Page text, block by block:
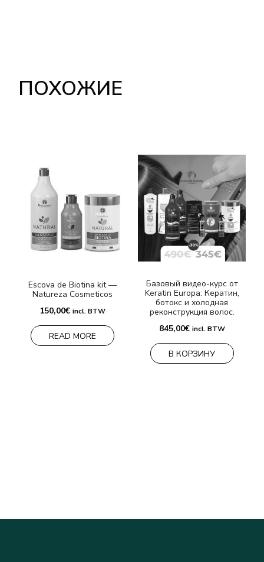
ПОХОЖИЕ
Escova de Biotina kit —
Natureza Cosmeticos
150,00€ incl. BTW
READ MORE
Базовый видео-курс от
Keratin Europa: Кератин,
ботокс и холодная
реконструкция волос.
845,00€ incl. BTW
В КОРЗИНУ